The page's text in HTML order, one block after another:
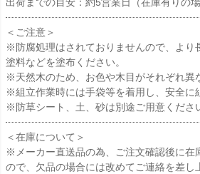
出荷までの目安：約5営業日（在庫有りの場
＜ご注意＞
※防腐処理はされておりませんので、より
塗料などを塗布ください。
※天然木のため、お色や木目がそれぞれ異
※組立作業時には手袋等を着用し、安全に
※防草シート、土、砂は別途ご用意くださ
＜在庫について＞
※メーカー直送品の為、ご注文確認後に在
ので、欠品の場合には改めてご連絡を差し